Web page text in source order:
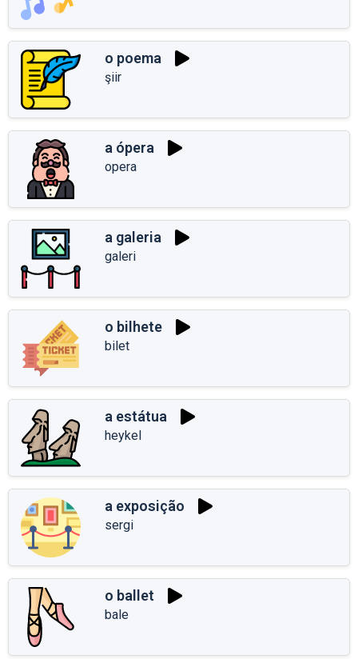
o poema
şiir
a ópera
opera
a galeria
galeri
o bilhete
bilet
a estátua
heykel
a exposição
sergi
o ballet
bale